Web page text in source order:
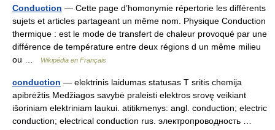
Conduction — Cette page d’homonymie répertorie les différents
sujets et articles partageant un même nom. Physique Conduction
thermique : est le mode de transfert de chaleur provoqué par une
différence de température entre deux régions d un même milieu
ou …
Wikipédia en Français
conduction — elektrinis laidumas statusas T sritis chemija
apibrėžtis Medžiagos savybė praleisti elektros srovę veikiant
išoriniam elektriniam laukui. atitikmenys: angl. conduction; electric
conduction; electrical conduction rus. электропроводность …